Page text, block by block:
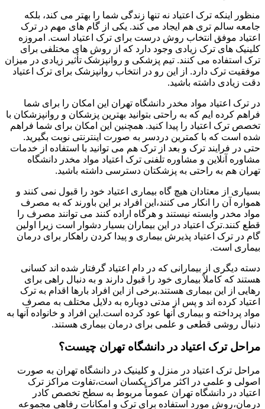
منظور اینکه ترک اعتیاد نه تنها زندگی شما را بهتر می کند، بلکه
جامعه سالم تری هم ایجاد می کند. یکی از گام های مهم در ترک
اعتیاد موفق انتخاب روش درست برای ترک اعتیاد است. امروزه
کلینیک های ترک زیادی وجود دارد که از روش های مختلفی برای
ترک استفاده می کنند. تیم پزشکی و روانپزشک تأثیر زیادی در میزان
موفقیت ترک دارد. از این رو در انتخاب روانپزشک برای ترک اعتیاد
دقت زیادی داشته باشید.
در ترک اعتیاد مواد مخدر دانشگاه تهران این امکان را برای شما
فراهم کرده ایم که به راحتی بتوانید بهترین پزشکان و روانپزشکان با
تخصص ترک اعتیاد را پیدا کنید. همچنین این امکان برای شما فراهم
شده است که با کمترین دردسر به صورت اینترنتی نوبت بگیرید.
حتی در فرایند ترک و بعد از ترک هم می توانید با استفاده از خدمات
مشاوره آنلاین و مشاوره تلفنی ترک اعتیاد مواد مخدر دانشگاه
تهران هم به راحتی به پزشکتان دسترسی داشته باشید.
بسیاری از معتادان هیچ گاه بیماری اعتیاد خود را قبول نمی کنند و
همواره آن را انکار می کنند،این افراد بر این باورند که به مصرف
مواد مخدر وابسته نیستند و هرگاه اراده کنند می توانند مصرف را
قطع کنند.ترک اعتیاد در این بیماران بسیار دشوار است زیرا اولین
گام در ترک اعتیاد پذیرش بیماری و پیدا کردن راهکار برای درمان
بیماری است.
دسته دیگری از بیمارانی که در دام اعتیاد گرفتار شده اند کسانی
هستند که کاملاً بیماری خود را قبول دارند و به دنبال راهی برای
رهایی از این بیماری هستند.برخی از این افراد بارها اقدام به ترک
اعتیاد کرده اند و پس از مدتی دوباره به دلایل مختلف به مصرف
مواد پرداخته و بیماری آنها عود کرده است.این افراد و خانواده آنها به
دنبال روشی قطعی و علمی برای درمان بیماری هستند.
مراحل ترک اعتیاد در دانشگاه تهران چیست؟
مراحل ترک اعتیاد در منزل و کلینیک در دانشگاه تهران به صورت
اصولی و علمی در اکثر مراکز یکسان است،تفاوت مراکز ترک
اعتیاد در دانشگاه تهران عموماً مربوط به سطح تخصص کادر
درمان،روش مورد استفاده برای ترک و امکانات رفاهی مجموعه